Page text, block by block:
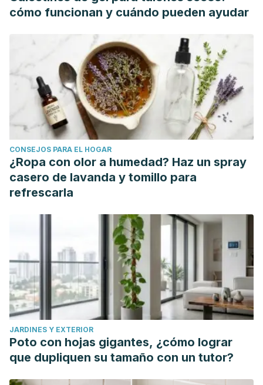
cómo funcionan y cuándo pueden ayudar
CONSEJOS PARA EL HOGAR
¿Ropa con olor a humedad? Haz un spray
casero de lavanda y tomillo para
refrescarla
JARDINES Y EXTERIOR
Poto con hojas gigantes, ¿cómo lograr
que dupliquen su tamaño con un tutor?